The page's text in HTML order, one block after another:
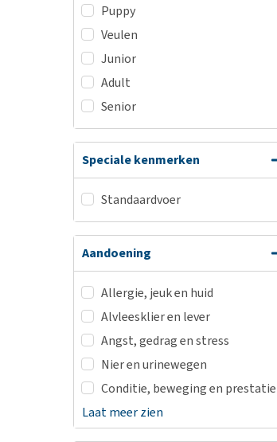
Puppy
Veulen
Junior
Adult
Senior
Speciale kenmerken
Standaardvoer
Aandoening
Allergie, jeuk en huid
Alvleesklier en lever
Angst, gedrag en stress
Nier en urinewegen
Conditie, beweging en prestatie
Laat meer zien